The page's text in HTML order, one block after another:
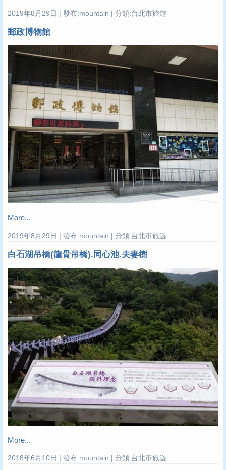
2019年8月29日 | 發布:mountain | 分類:台北市旅遊
郵政博物館
More...
2019年8月29日 | 發布:mountain | 分類:台北市旅遊
白石湖吊橋(龍骨吊橋).同心池.夫妻樹
More...
2018年6月10日 | 發布:mountain | 分類:台北市旅遊